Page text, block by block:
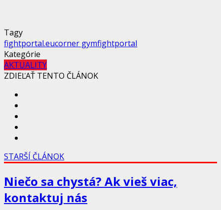
Tagy
fightportal.eucorner gymfightportal
Kategórie
AKTUALITY
ZDIEĽAŤ TENTO ČLÁNOK
STARŠÍ ČLÁNOK
Niečo sa chystá? Ak vieš viac,
kontaktuj nás